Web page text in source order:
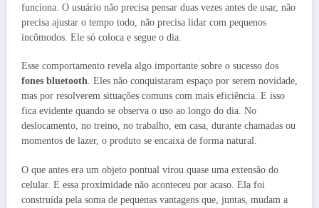
funciona. O usuário não precisa pensar duas vezes antes de usar, não
precisa ajustar o tempo todo, não precisa lidar com pequenos
incômodos. Ele só coloca e segue o dia.
Esse comportamento revela algo importante sobre o sucesso dos
fones bluetooth. Eles não conquistaram espaço por serem novidade,
mas por resolverem situações comuns com mais eficiência. E isso
fica evidente quando se observa o uso ao longo do dia. No
deslocamento, no treino, no trabalho, em casa, durante chamadas ou
momentos de lazer, o produto se encaixa de forma natural.
O que antes era um objeto pontual virou quase uma extensão do
celular. E essa proximidade não aconteceu por acaso. Ela foi
construída pela soma de pequenas vantagens que, juntas, mudam a